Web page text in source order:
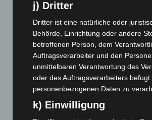
Oktober 2025 (112)
September 2025 (93)
August 2025(90)
Juli 2025(90)
Juni 2025(103)
Mai 2025(112)
j) Dritter
Dritter ist eine natürliche oder
Behörde, Einrichtung oder andere
betroffenen Person, dem
Auftragsverarbeiter und den
unmittelbaren Verantwortung des
oder des Auftragsverarbeiters befugt
personenbezogenen Daten zu
k) Einwilligung